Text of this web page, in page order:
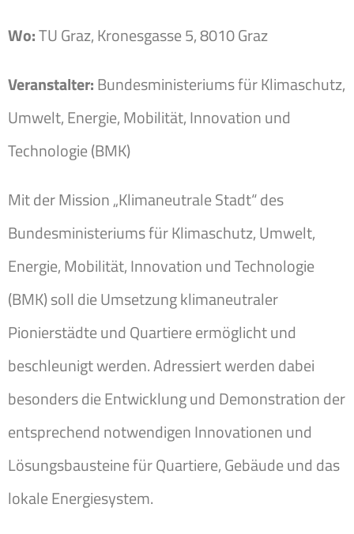
Wo:TU Graz, Kronesgasse 5, 8010 Graz
Veranstalter:Bundesministeriums für Klimaschutz,
Umwelt, Energie, Mobilität, Innovation und
Technologie (BMK)
Mit der Mission „Klimaneutrale Stadt“ des
Bundesministeriums für Klimaschutz, Umwelt,
Energie, Mobilität, Innovation und Technologie
(BMK) soll die Umsetzung klimaneutraler
Pionierstädte und Quartiere ermöglicht und
beschleunigt werden. Adressiert werden dabei
besonders die Entwicklung und Demonstration der
entsprechend notwendigen Innovationen und
Lösungsbausteine für Quartiere, Gebäude und das
lokale Energiesystem.